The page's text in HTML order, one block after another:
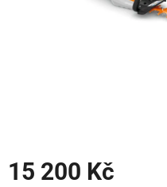
15 200 Kč